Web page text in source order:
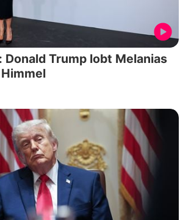
Donald Trump lobt Melanias